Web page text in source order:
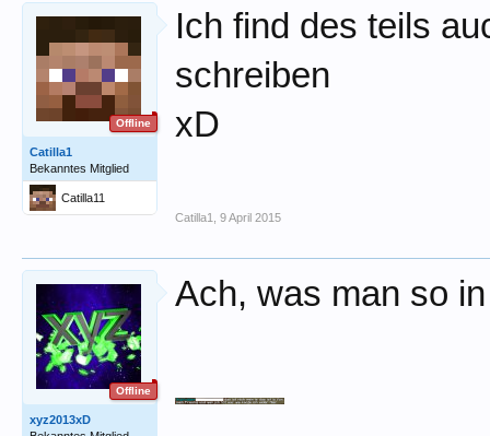
Offline
Catilla1
Bekanntes Mitglied
Catilla11
Ich find des teils
schreiben
xD
Catilla1 9 April 2015
Offline
xyz2013xD
Ach, was man so